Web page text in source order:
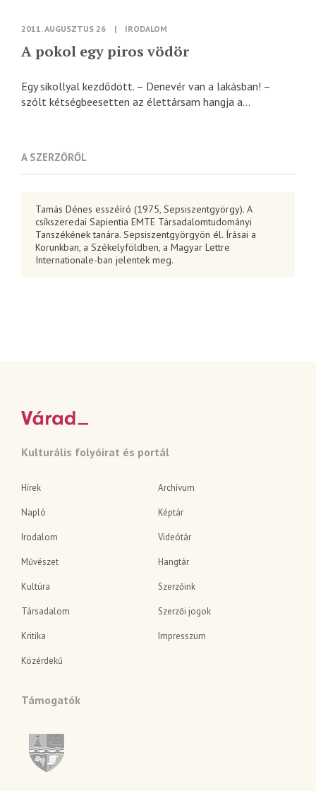
2011. AUGUSZTUS 26 | IRODALOM
A pokol egy piros vödör
Egy sikollyal kezdődött. – Denevér van a lakásban! –
szólt kétségbeesetten az élettársam hangja a...
A SZERZŐRŐL
Tamás Dénes esszéíró (1975, Sepsiszentgyörgy). A
csíkszeredai Sapientia EMTE Társadalomtudományi
Tanszékének tanára. Sepsiszentgyörgyön él. Írásai a
Korunkban, a Székelyföldben, a Magyar Lettre
Internationale-ban jelentek meg.
Kulturális folyóirat és portál
Hírek
Napló
Irodalom
Művészet
Kultúra
Társadalom
Kritika
Közérdekű
Archívum
Képtár
Videótár
Hangtár
Szerzőink
Szerzői jogok
Impresszum
Támogatók